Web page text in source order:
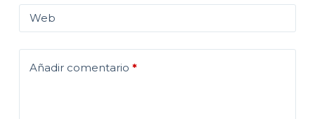
Web
Añadir comentario *